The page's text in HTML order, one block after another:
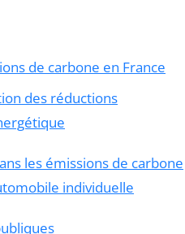
de carbone en France
des réductions
les émissions de carbone
individuelle